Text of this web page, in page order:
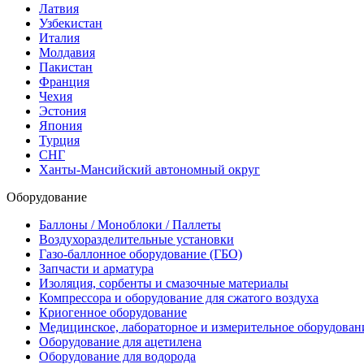
Латвия
Узбекистан
Италия
Молдавия
Пакистан
Франция
Чехия
Эстония
Япония
Турция
СНГ
Ханты-Мансийский автономный округ
Оборудование
Баллоны / Моноблоки / Паллеты
Воздухоразделительные установки
Газо-баллонное оборудование (ГБО)
Запчасти и арматура
Изоляция, сорбенты и смазочные материалы
Компрессора и оборудование для сжатого воздуха
Криогенное оборудование
Медицинское, лабораторное и измерительное
Оборудование для ацетилена
Оборудование для водорода